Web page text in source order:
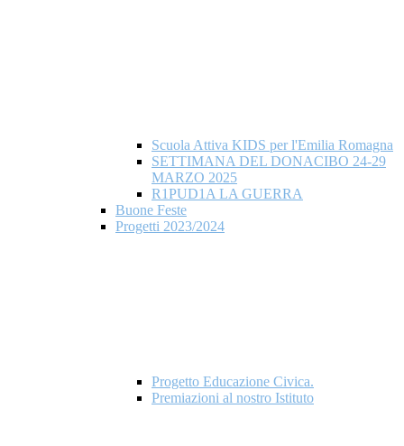
Scuola Attiva KIDS per l'Emilia Romagna
SETTIMANA DEL DONACIBO 24-29
MARZO 2025
R1PUD1A LA GUERRA
Buone Feste
Progetti 2023/2024
Progetto Educazione Civica.
Premiazioni al nostro Istituto